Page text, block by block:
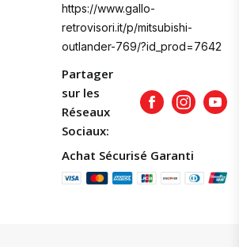
https://www.gallo-
retrovisori.it/p/mitsubishi-
outlander-769/?id_prod=7642
Partager
sur les
Réseaux
Sociaux:
FacebookInstagram
Achat Sécurisé Garanti